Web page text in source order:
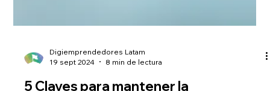
19 sept 2024
8 min de lectura